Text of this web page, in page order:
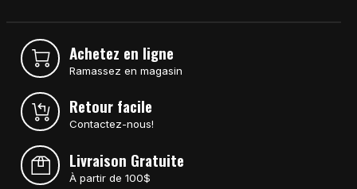
Achetez en ligne
Ramassez en magasin
Retour facile
Contactez-nous!
Livraison Gratuite
À partir de 100$